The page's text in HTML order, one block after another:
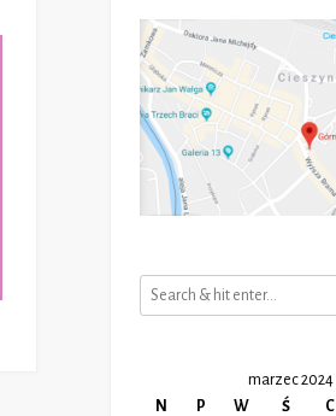
marzec 2024
N
P W Ś C